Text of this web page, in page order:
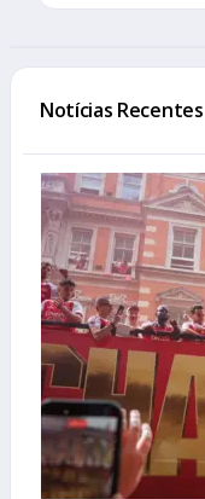
Notícias Recentes